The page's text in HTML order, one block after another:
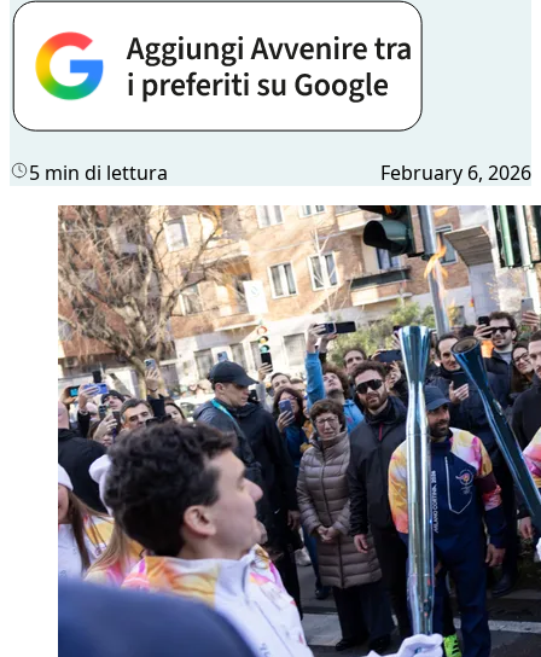
5 min di lettura February 6, 2026